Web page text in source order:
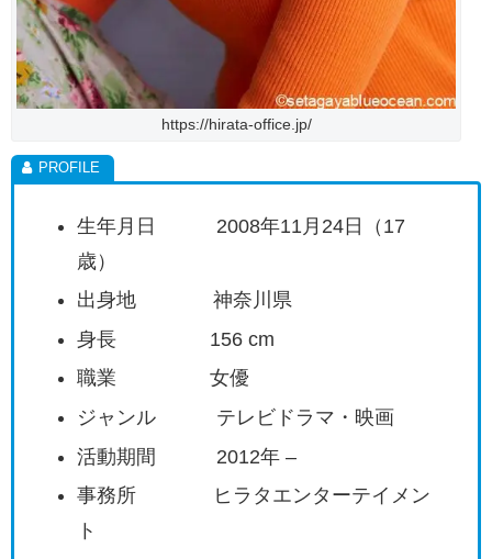
https://hirata-office.jp/
生年月日 2008年11月24日（17
歳）
出身地 神奈川県
身長 156 cm
職業 女優
ジャンル テレビドラマ・映画
活動期間 2012年 –
事務所 ヒラタエンターテイメン
ト